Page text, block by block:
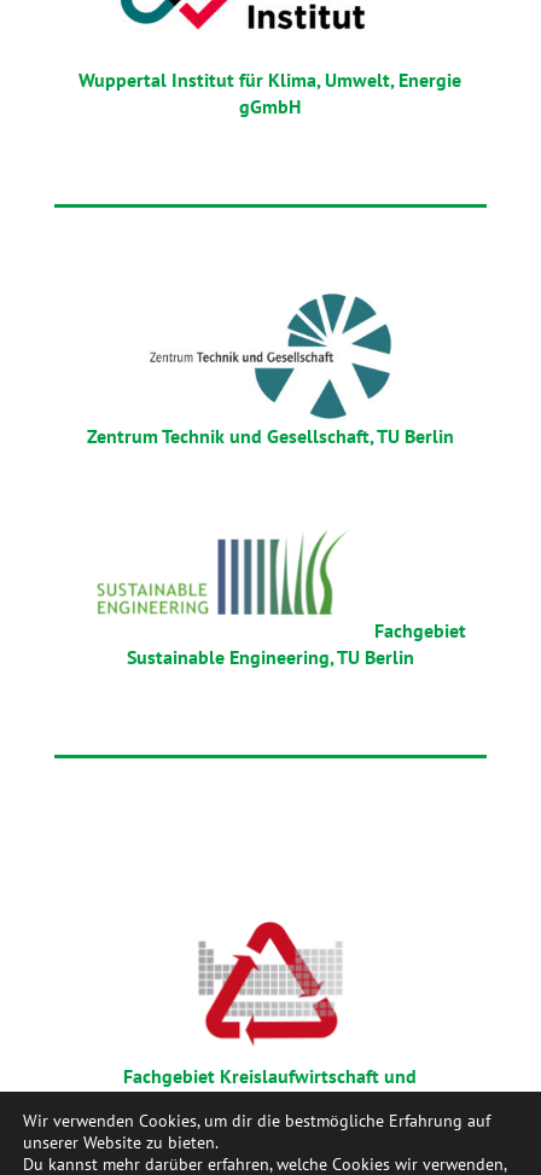
Wuppertal Institut für Klima, Umwelt, Energie
gGmbH
Zentrum Technik und Gesellschaft, TU Berlin
Fachgebiet
Sustainable Engineering, TU Berlin
Fachgebiet Kreislaufwirtschaft und
Wir verwenden Cookies, um dir die bestmögliche Erfahrung auf
unserer Website zu bieten.
Du kannst mehr darüber erfahren, welche Cookies wir verwenden,